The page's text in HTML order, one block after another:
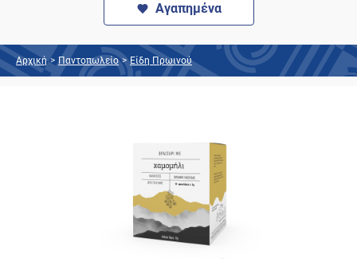
Αγαπημένα
Αρχική > Παντοπωλείο > Είδη Πρωινού